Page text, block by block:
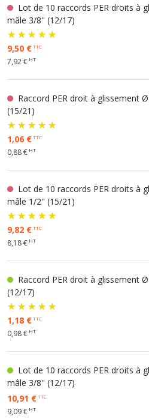
Lot de 10 raccords PER droits à
mâle 3/8'' (12/17)
9,50 €TTC
7,92 € HT
Raccord PER droit à glissement
(15/21)
1,06 €TTC
0,88 € HT
Lot de 10 raccords PER droits à
mâle 1/2'' (15/21)
9,82 €TTC
8,18 € HT
Raccord PER droit à glissement
(12/17)
1,18 €TTC
0,98 € HT
Lot de 10 raccords PER droits à
mâle 3/8'' (12/17)
10,91 €TTC
9,09 € HT